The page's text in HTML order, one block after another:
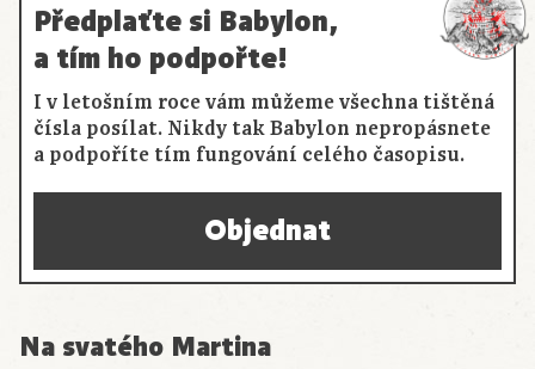
Předplaťte si Babylon,
a tím ho podpořte!
I v letošním roce vám můžeme všechna tištěná
čísla posílat. Nikdy tak Babylon nepropásnete
a podpoříte tím fungování celého časopisu.
Objednat
Na svatého Martina